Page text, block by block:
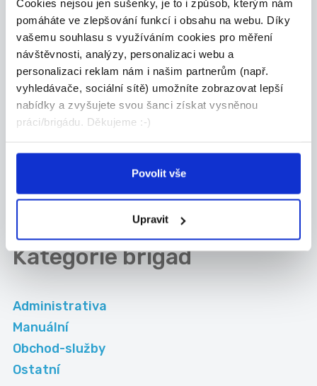
Cookies nejsou jen sušenky, je to i způsob, kterým nám
pomáháte ve zlepšování funkcí i obsahu na webu. Díky
vašemu souhlasu s využíváním cookies pro měření
návštěvnosti, analýzy, personalizaci webu a
personalizaci reklam nám i našim partnerům (např.
vyhledávače, sociální sítě) umožníte zobrazovat lepší
nabídky a zvyšujete svou šanci získat vysněnou
práci/brigádu. Děkujeme :-)
Povolit vše
Upravit
Nové brigády na email
Kam dále
Částečný úvazek
Práce na HPP
Kategoriebrigád
Administrativa
Manuální
Obchod-služby
Ostatní